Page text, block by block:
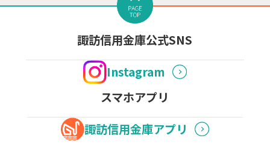
諏訪信用金庫公式SNS
Instagram
スマホアプリ
諏訪信用金庫アプリ